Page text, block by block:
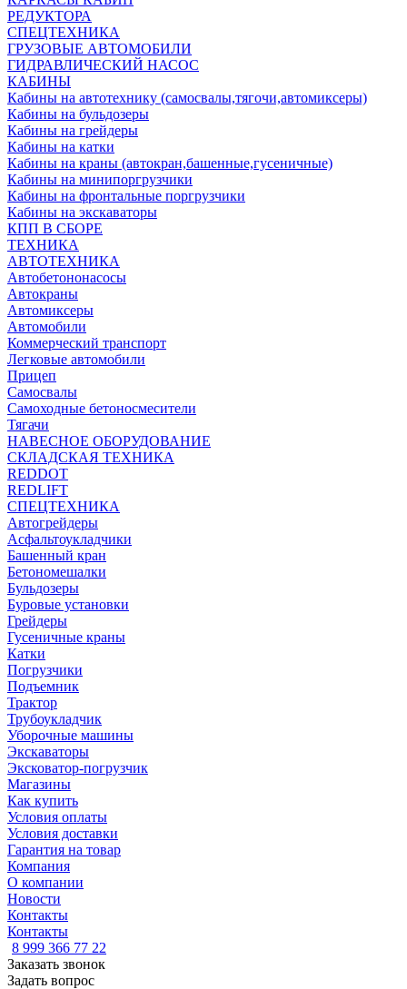
РЕДУКТОРА
СПЕЦТЕХНИКА
ГРУЗОВЫЕ АВТОМОБИЛИ
ГИДРАВЛИЧЕСКИЙ НАСОС
КАБИНЫ
Кабины на автотехнику (самосвалы,тягочи,автомиксеры)
Кабины на бульдозеры
Кабины на грейдеры
Кабины на катки
Кабины на краны (автокран,башенные,гусеничные)
Кабины на минипоргрузчики
Кабины на фронтальные поргрузчики
Кабины на экскаваторы
КПП В СБОРЕ
ТЕХНИКА
АВТОТЕХНИКА
Автобетононасосы
Автокраны
Автомиксеры
Автомобили
Коммерческий транспорт
Легковые автомобили
Прицеп
Самосвалы
Самоходные бетоносмесители
Тягачи
НАВЕСНОЕ ОБОРУДОВАНИЕ
СКЛАДСКАЯ ТЕХНИКА
REDDOT
REDLIFT
СПЕЦТЕХНИКА
Автогрейдеры
Асфальтоукладчики
Башенный кран
Бетономешалки
Бульдозеры
Буровые установки
Грейдеры
Гусеничные краны
Катки
Погрузчики
Подъемник
Трактор
Трубоукладчик
Уборочные машины
Экскаваторы
Эксковатор-погрузчик
Магазины
Как купить
Условия оплаты
Условия доставки
Гарантия на товар
Компания
О компании
Новости
Контакты
Контакты
8 999 366 77 22
Заказать звонок
Задать вопрос